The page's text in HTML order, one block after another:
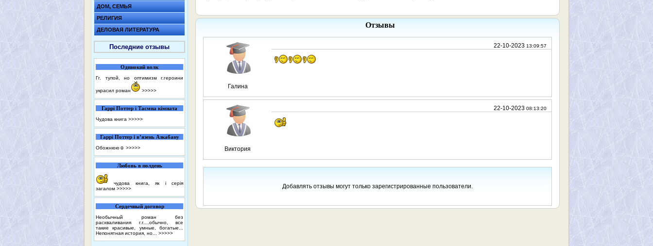
ДОМ, СЕМЬЯ
РЕЛИГИЯ
ДЕЛОВАЯ ЛИТЕРАТУРА
Последние отзывы
Одинокий волк
Гг. тупой, но оптимизм г.героини
украсил роман >>>>>
Гаррі Поттер і Таємна кімната
Чудова книга >>>>>
Гаррі Поттер і в’язень Азкабану
Обожнюю☺️ >>>>>
Любовь в полдень
чудова книга, як і серія
загалом >>>>>
Сердечный договор
Необычный роман без
расхваливания г.г....обычно, все
такие красивые, умные, богатые...
Непонятная история, но... >>>>>
Отзывы
Галина
22-10-2023 13:09:57
Виктория
22-10-2023 08:13:20
Добавлять отзывы могут только зарегистрированные пользователи.